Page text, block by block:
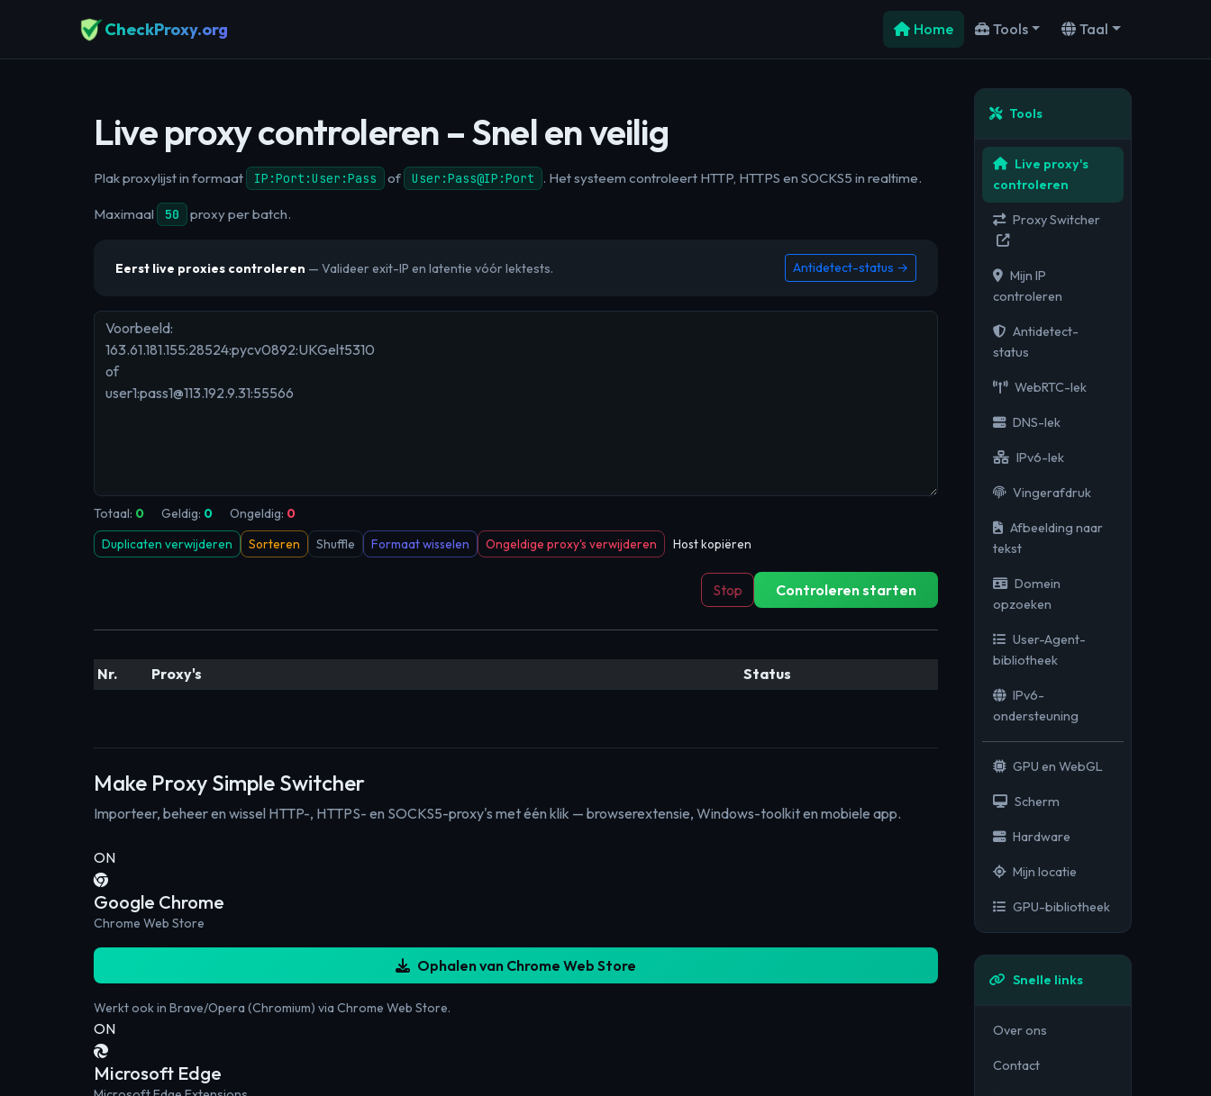
CheckProxy.org Home Tools Taal
Live proxy controleren – Snel en veilig
Plak proxylijst in formaat IP:Port:User:Pass of User:Pass@IP:Port . Het systeem controleert HTTP, HTTPS en SOCKS5 in realtime.
Maximaal 50 proxy per batch.
Eerst live proxies controleren — Valideer exit-IP en latentie vóór lektests. Antidetect-status →
Totaal: 0 Geldig: 0 Ongeldig: 0
Duplicaten verwijderen
Sorteren Shuffle Formaat wisselen Ongeldige proxy's verwijderen Host kopiëren
Controleren starten
Stop
Nr. Proxy's Status
Make Proxy Simple Switcher
Importeer, beheer en wissel HTTP-, HTTPS- en SOCKS5-proxy's met één klik — browserextensie, Windows-toolkit en mobiele app.
ON
Google Chrome
Chrome Web Store
Ophalen van Chrome Web Store
Werkt ook in Brave/Opera (Chromium) via Chrome Web Store.
ON
Microsoft Edge
Tools
Live proxy's
controleren
Proxy Switcher
Mijn IP
controleren
Antidetect-
status
WebRTC-lek
DNS-lek
IPv6-lek
Vingerafdruk
Afbeelding naar
tekst
Domein
opzoeken
User-Agent-
bibliotheek
IPv6-
ondersteuning
GPU en WebGL
Scherm
Hardware
Mijn locatie
GPU-bibliotheek
Snelle links
Over ons
Contact